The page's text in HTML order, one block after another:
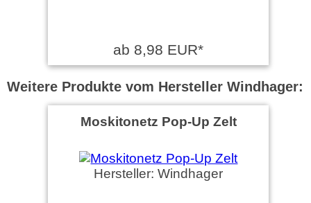
ab 8,98 EUR*
Weitere Produkte vom Hersteller Windhager:
Moskitonetz Pop-Up Zelt
Hersteller: Windhager